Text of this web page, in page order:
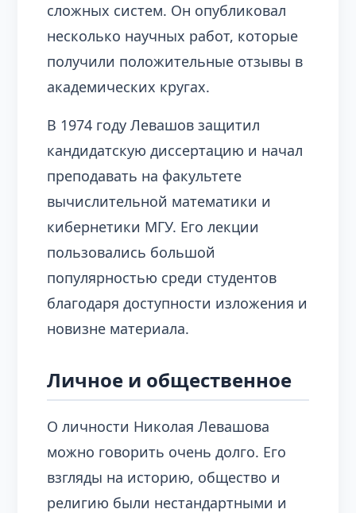
сложных систем. Он опубликовал
несколько научных работ, которые
получили положительные отзывы в
академических кругах.
В 1974 году Левашов защитил
кандидатскую диссертацию и начал
преподавать на факультете
вычислительной математики и
кибернетики МГУ. Его лекции
пользовались большой
популярностью среди студентов
благодаря доступности изложения и
новизне материала.
Личное и общественное
О личности Николая Левашова
можно говорить очень долго. Его
взгляды на историю, общество и
религию были нестандартными и